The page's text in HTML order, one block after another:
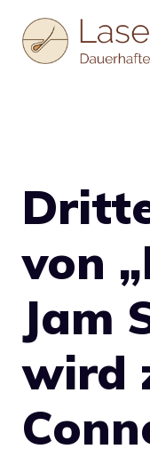
Inhalt
springen
von
Jam
wird